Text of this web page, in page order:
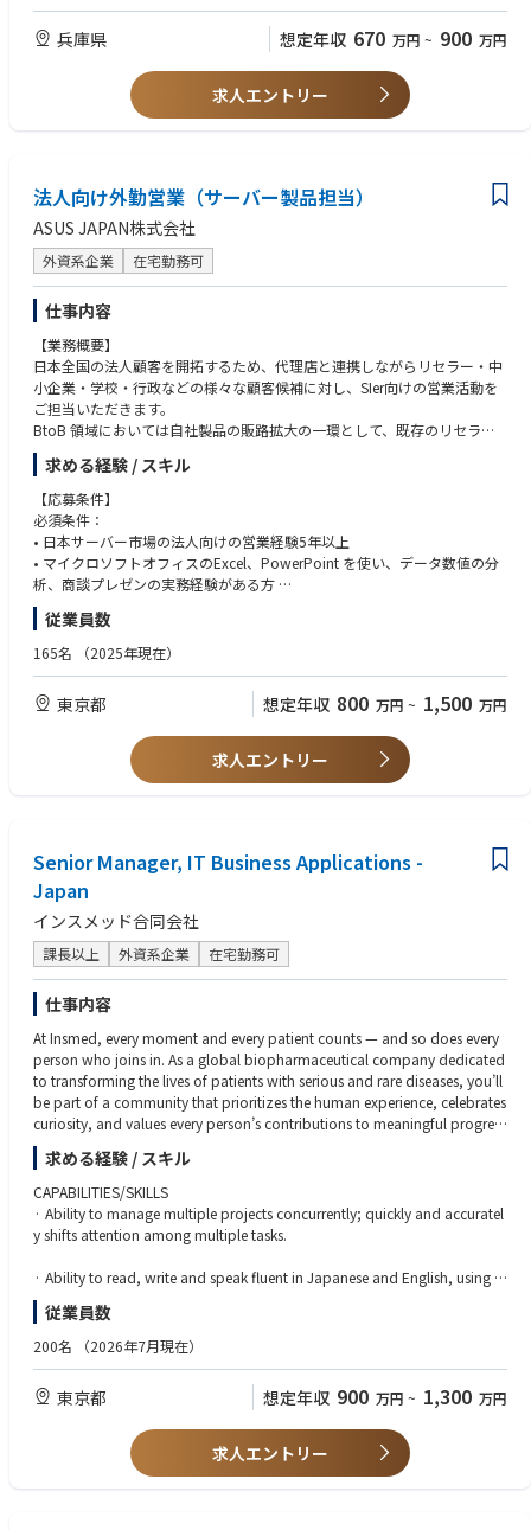
・SAP等のERPシステム利用経験
・英会話スキル
・米国会計基準（US GAAP）に関する知識・実務経験
兵庫県 想定年収 670 万円 ~ 900 万円
求人エントリー
法人向け外勤営業（サーバー製品担当）
ASUS JAPAN株式会社
外資系企業 在宅勤務可
仕事内容
【業務概要】
日本全国の法人顧客を開拓するため、代理店と連携しながらリセラー・中
小企業・学校・行政などの様々な顧客候補に対し、SIer向けの営業活動を
ご担当いただきます。
BtoB 領域においては自社製品の販路拡大の一環として、既存のリセラー
との関係構築だけではなく、新規顧客の開拓業務や定期的な深耕営業な
ど、様々な営業手法をご担当頂けます。
また BtoG 領域ではそれらに加えてより多くの入札案件を獲得するため、
全国各地に飛び回って、リセラーの支店や営業所に訪問し、特定エリアや
都府県に特化した深耕営業もできます。
商談の内容によって、会社全体の売上向上に貢献でき、自分の営業スキル
アップもでき、非常にやりがいのある仕事です。
【主な担当業務内容】
• 全国のリセラーと中小企業への営業活動（製品企画、売上計画、販売予
測の提案など）
• リセラーの全国拠点の支店や営業所と定期出張訪問の実施：年間＞四半
期＞月＞週の中長期の販売戦略の策定、入札案件の管理、納期の管理と提
ンの策定及び運用
• 自社内のプロダクトマネジメント部及びマーケティング部と連携しなが
案の実施
• 代理店及びリセラーの販売実績及び在庫、ビジネスチャネル整理などの
管理
• 代理店、リセラー、中小企業、学校、政府もしくはSierなどの顧客からの
問合せ対応
• 自社内のカスタマーサービス部と連携しながら、トラブルシューティン
グ対応
【担当製品】
サーバー本体、サーバー用のマザーボード、サーバー用のビデオカード、
ワークステーション
求める経験 / スキル
【応募条件】
必須条件：
• 日本サーバー市場の法人向けの営業経験5年以上
• マイクロソフトオフィスのExcel、PowerPoint を使い、データ数値の分
析、商談プレゼンの実務経験がある方
• 販売戦略の立案及び実行、販売数の予測の実務経験がある方
• マージン構造への理解、定量・定性情報に基づく分析能力がある方
• サーバー製品、もしくはパソコン及びパソコンパーツ製品への高い興味
歓迎条件（Nice to have）：
• パソコンメーカーにおいて直販及び間接販売等の営業経験がある方
• 英語または中国語でのコミュニケーション能力がある方
• パソコン業界もしくはIT製品での勤務経験がある方
従業員数
165名 （2025年現在）
東京都 想定年収 800 万円 ~ 1,500 万円
求人エントリー
Senior Manager, IT Business Applications -
Japan
インスメッド合同会社
課長以上 外資系企業 在宅勤務可
仕事内容
At Insmed, every moment and every patient counts — and so does every
person who joins in. As a global biopharmaceutical company dedicated
to transforming the lives of patients with serious and rare diseases, you’ll
be part of a community that prioritizes the human experience, celebrates
curiosity, and values every person’s contributions to meaningful progres
s. That commitment has earned us recognition as Science magazine’s N
o. 1 Top Employer for five consecutive years, certification as a Great Plac
e to Work® in the U.S., and a place on The Sunday Times Best Places to
Work list in the UK.
For patients, for each other, and for the future of science, we’re in. Are yo
u?
About the Role
The Senior Manager, Business Applications (Japan) is responsible for end
-to-end solution design, implementation and deployment of Insmed’s Ja
pan Business Applications portfolio. We are looking for a driven, results-
oriented leader to lead the effort in building Insmed’s next generation of
ications and processes. Our ideal candidate thrives in a fast-paced enviro
nment and enjoys working for a global organization of highly complex
求める経験 / スキル
CAPABILITIES/SKILLS
· Ability to manage multiple projects concurrently; quickly and accuratel
y shifts attention among multiple tasks.
· Ability to read, write and speak fluent in Japanese and English, using a
ppropriate grammar, style and vocabulary.
· Advance organizational AI capabilities through cross‑functional solutio
killing within the IT team.
matic approach in carrying out assignments. Very detail oriented and exc
els at working with ambiguity.
従業員数
200名 （2026年7月現在）
東京都 想定年収 900 万円 ~ 1,300 万円
求人エントリー